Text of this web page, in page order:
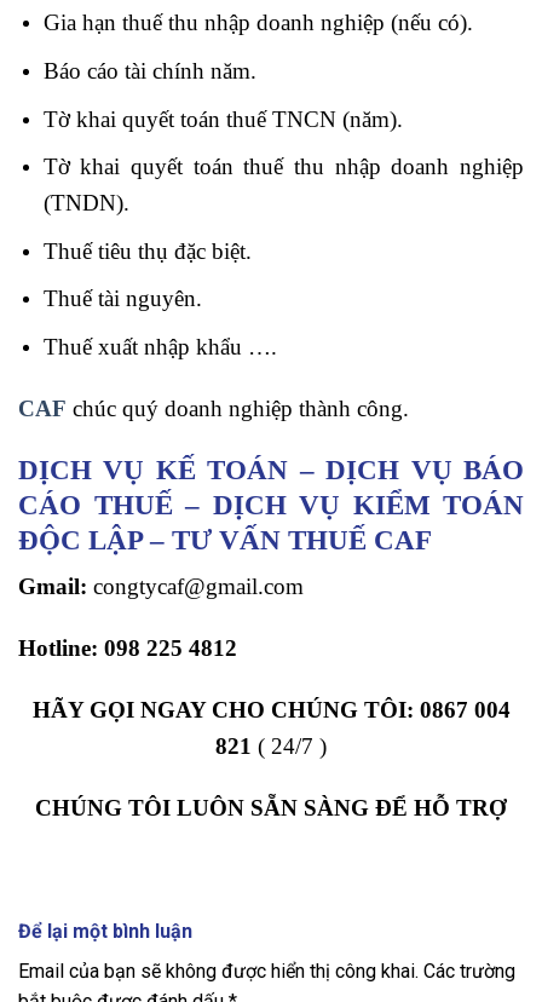
Gia hạn thuế thu nhập doanh nghiệp (nếu có).
Báo cáo tài chính năm.
Tờ khai quyết toán thuế TNCN (năm).
Tờ khai quyết toán thuế thu nhập doanh nghiệp
(TNDN).
Thuế tiêu thụ đặc biệt.
Thuế tài nguyên.
Thuế xuất nhập khẩu ….
CAF chúc quý doanh nghiệp thành công.
DỊCH VỤ KẾ TOÁN – DỊCH VỤ BÁO
CÁO THUẾ – DỊCH VỤ KIỂM TOÁN
ĐỘC LẬP – TƯ VẤN THUẾ CAF
Gmail: congtycaf@gmail.com
Hotline: 098 225 4812
HÃY GỌI NGAY CHO CHÚNG TÔI: 0867 004
821 ( 24/7 )
CHÚNG TÔI LUÔN SẴN SÀNG ĐỂ HỖ TRỢ
Để lại một bình luận
Email của bạn sẽ không được hiển thị công khai. Các trường